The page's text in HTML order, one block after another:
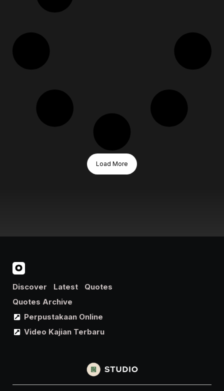
Load More
Discover Latest
Quotes
Quotes Archive
Perpustakaan Online
Video Kajian Terbaru